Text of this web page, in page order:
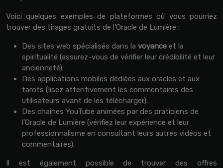
Voici quelques exemples de plateformes où vous pourriez
trouver des tirages gratuits de l’Oracle de Lumière :
Des sites web spécialisés dans la voyance et la
spiritualité (assurez-vous de vérifier leur crédibilité et leur
ancienneté).
Des applications mobiles dédiées aux oracles et aux
tarots (lisez attentivement les commentaires des
utilisateurs avant de les télécharger).
Des chaînes YouTube animées par des praticiens de
l’Oracle de Lumière (vérifiez leur expérience et leur
professionnalisme en consultant leurs autres vidéos et
commentaires).
Il est également possible de trouver des offres